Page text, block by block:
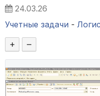
24.03.26
Учетные задачи -
+
–